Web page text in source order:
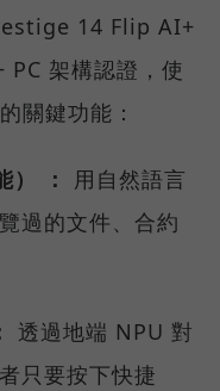
14 Flip AI+
架構認證，使
關鍵功能：
：
用自然語言
過的文件、合約
透過地端 NPU 對
只要按下快捷